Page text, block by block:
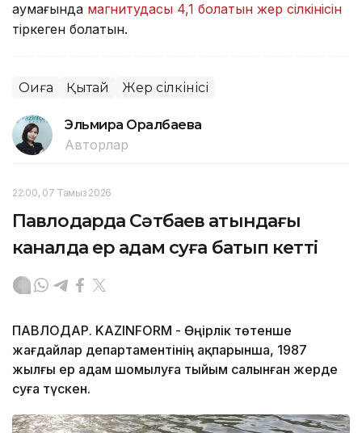
аумағында магнитудасы 4,1 болатын жер сілкінісін
тіркеген болатын.
Оқиға Қытай Жер сілкінісі
Эльмира Оралбаева
Авторлар
22:00, 07 Тамыз 2026
Павлодарда Сәтбаев атындағы
каналда ер адам суға батып кетті
ПАВЛОДАР. KAZINFORM - Өңірлік төтенше
жағдайлар департаментінің ақпарынша, 1987
жылғы ер адам шомылуға тыйым салынған жерде
суға түскен.